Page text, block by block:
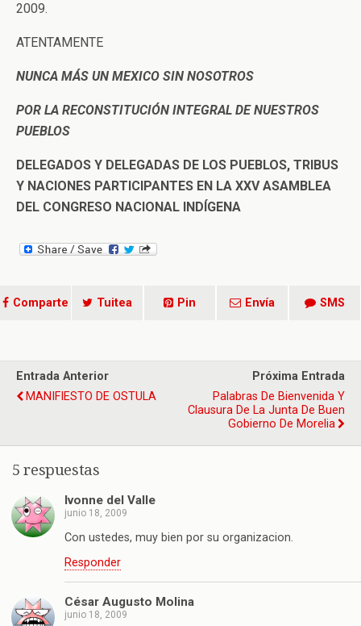
2009.
ATENTAMENTE
NUNCA MÁS UN MEXICO SIN NOSOTROS
POR LA RECONSTITUCIÓN INTEGRAL DE NUESTROS
PUEBLOS
DELEGADOS Y DELEGADAS DE LOS PUEBLOS, TRIBUS
Y NACIONES PARTICIPANTES EN LA XXV ASAMBLEA
DEL CONGRESO NACIONAL INDÍGENA
Comparte Tuitea Pin Envía SMS
Entrada Anterior
MANIFIESTO DE OSTULA
Próxima Entrada
Palabras De Bienvenida Y
Clausura De La Junta De Buen
Gobierno De Morelia
5 respuestas
Ivonne del Valle
junio 18, 2009
Con ustedes, muy bien por su organizacion.
Responder
César Augusto Molina
junio 18, 2009